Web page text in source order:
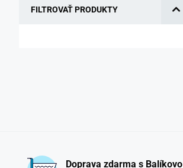
FILTROVAŤ PRODUKTY
Doprava zdarma s Balíkovo